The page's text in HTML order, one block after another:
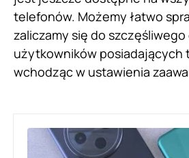
telefonów. Możemy łatwo
zaliczamy się do szczęśliwego
użytkowników posiadających
wchodząc w ustawienia